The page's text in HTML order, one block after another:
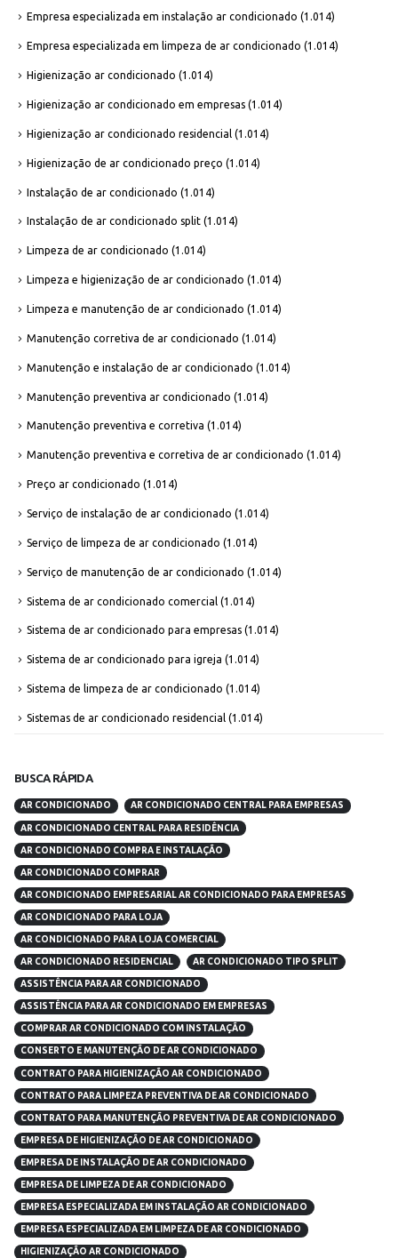
Empresa especializada em instalação ar condicionado (1.014)
Empresa especializada em limpeza de ar condicionado (1.014)
Higienização ar condicionado (1.014)
Higienização ar condicionado em empresas (1.014)
Higienização ar condicionado residencial (1.014)
Higienização de ar condicionado preço (1.014)
Instalação de ar condicionado (1.014)
Instalação de ar condicionado split (1.014)
Limpeza de ar condicionado (1.014)
Limpeza e higienização de ar condicionado (1.014)
Limpeza e manutenção de ar condicionado (1.014)
Manutenção corretiva de ar condicionado (1.014)
Manutenção e instalação de ar condicionado (1.014)
Manutenção preventiva ar condicionado (1.014)
Manutenção preventiva e corretiva (1.014)
Manutenção preventiva e corretiva de ar condicionado (1.014)
Preço ar condicionado (1.014)
Serviço de instalação de ar condicionado (1.014)
Serviço de limpeza de ar condicionado (1.014)
Serviço de manutenção de ar condicionado (1.014)
Sistema de ar condicionado comercial (1.014)
Sistema de ar condicionado para empresas (1.014)
Sistema de ar condicionado para igreja (1.014)
Sistema de limpeza de ar condicionado (1.014)
Sistemas de ar condicionado residencial (1.014)
BUSCA RÁPIDA
AR CONDICIONADO AR CONDICIONADO CENTRAL PARA EMPRESAS
AR CONDICIONADO CENTRAL PARA RESIDÊNCIA
AR CONDICIONADO COMPRA E INSTALAÇÃO
AR CONDICIONADO COMPRAR
AR CONDICIONADO EMPRESARIAL AR CONDICIONADO PARA EMPRESAS
AR CONDICIONADO PARA LOJA
AR CONDICIONADO PARA LOJA COMERCIAL
AR CONDICIONADO RESIDENCIAL AR CONDICIONADO TIPO SPLIT
ASSISTÊNCIA PARA AR CONDICIONADO
ASSISTÊNCIA PARA AR CONDICIONADO EM EMPRESAS
COMPRAR AR CONDICIONADO COM INSTALAÇÃO
CONSERTO E MANUTENÇÃO DE AR CONDICIONADO
CONTRATO PARA HIGIENIZAÇÃO AR CONDICIONADO
CONTRATO PARA LIMPEZA PREVENTIVA DE AR CONDICIONADO
CONTRATO PARA MANUTENÇÃO PREVENTIVA DE AR CONDICIONADO
EMPRESA DE HIGIENIZAÇÃO DE AR CONDICIONADO
EMPRESA DE INSTALAÇÃO DE AR CONDICIONADO
EMPRESA DE LIMPEZA DE AR CONDICIONADO
EMPRESA ESPECIALIZADA EM INSTALAÇÃO AR CONDICIONADO
EMPRESA ESPECIALIZADA EM LIMPEZA DE AR CONDICIONADO
HIGIENIZAÇÃO AR CONDICIONADO